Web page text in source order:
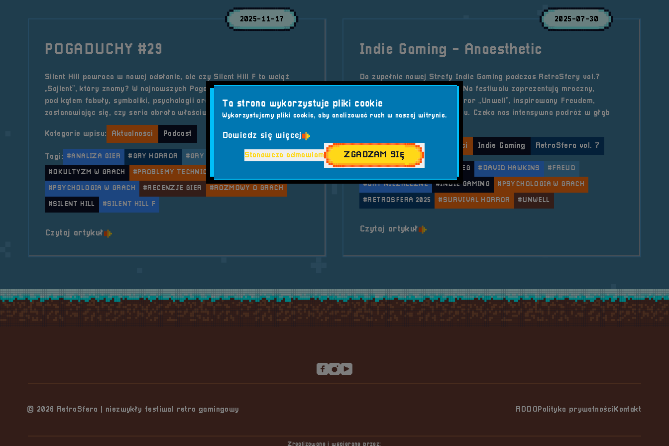
2025-11-17
POGADUCHY #29
Silent Hill powraca w nowej odsłonie, ale czy Silent Hill F to wciąż
„Sajlent”, który znamy? W najnowszych Pogaduchach analizujemy grę
pod kątem fabuły, symboliki, psychologii oraz technikaliów,
zastanawiając się, czy seria obrała właściwy kierunek.
Kategorie wpisu: Aktualności Podcast
Tagi: #ANALIZA GIER #GRY HORROR #GRY JAPONIA
#OKULTYZM W GRACH #PROBLEMY TECHNICZNE
#PSYCHOLOGIA W GRACH #RECENZJE GIER #ROZMOWY O GRACH
#SILENT HILL #SILENT HILL F
Czytaj artykuło tytule POGADUCHY #29
2025-07-30
Indie Gaming - Anaesthetic
Do zupełnie nowej Strefy Indie Gaming podczas RetroSfery vol.7
dołącza studio Anaesthetic! Na festiwalu zaprezentują mroczny,
psychologiczny survival horror „Unwell”, inspirowany Freudem,
Hawkins’em i klasyką gatunku. Czeka nas intensywna podróż w głąb
Kategorie wpisu: Aktualności Indie Gaming RetroSfera vol. 7
Tagi: #ANAESTHETIC #BRZEG #DAVID HAWKINS #FREUD
#GRY NIEZALEŻNE #INDIE GAMING #PSYCHOLOGIA W GRACH
#RETROSFERA 2025 #SURVIVAL HORROR #UNWELL
Czytaj artykuło tytule Indie Gaming &#8211; Anaesthetic
© 2026 RetroSfera | niezwykły festiwal retro gamingowy RODO Polityka prywatności Kontakt
Zrealizowane i wspierane przez:
Ta strona wykorzystuje pliki cookie
Wykorzystujemy pliki cookie, aby analizować ruch w naszej witrynie.
Dowiedz się więcej
Stanowczo odmawiam ZGADZAM SIĘ